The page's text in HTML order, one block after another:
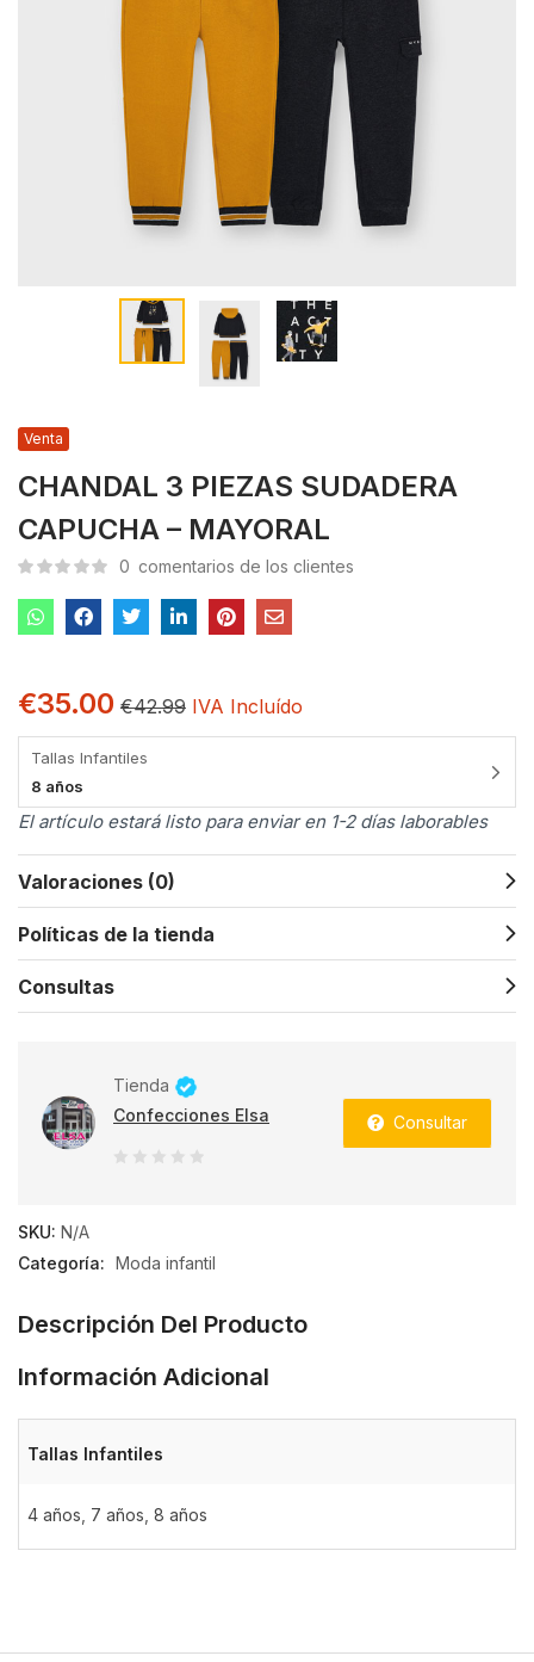
CHANDAL 3 PIEZAS SUDADERA
CAPUCHA – MAYORAL
Venta
0 comentarios de los clientes
€35.00 €42.99 IVA Incluído
Tallas Infantiles
8 años
El artículo estará listo para enviar en 1-2 días laborables
Valoraciones (0)
Políticas de la tienda
Consultas
Tienda
Confecciones Elsa
Consultar
SKU: N/A
Categoría: Moda infantil
Descripción Del Producto
Información Adicional
Tallas Infantiles
4 años 7 años 8 años